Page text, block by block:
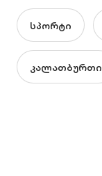
სპორტი
კალათბურთი